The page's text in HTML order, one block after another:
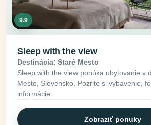
9.9
Sleep with the view
Destinácia: Staré Mesto
Sleep with the view ponúka ubytovanie v
Mesto, Slovensko. Pozrite si vybavenie,
informácie.
Zobraziť ponuky